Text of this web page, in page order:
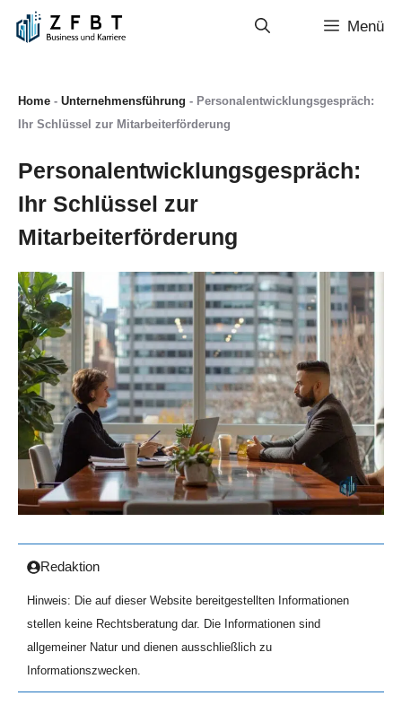
Zum
Inhalt
Menü
Home - Unternehmensführung - Personalentwicklungsgespräch:
Ihr Schlüssel zur Mitarbeiterförderung
Personalentwicklungsgespräch:
Ihr Schlüssel zur
Mitarbeiterförderung
Redaktion
Hinweis: Die auf dieser Website bereitgestellten Informationen
stellen keine Rechtsberatung dar. Die Informationen sind
allgemeiner Natur und dienen ausschließlich zu
Informationszwecken.